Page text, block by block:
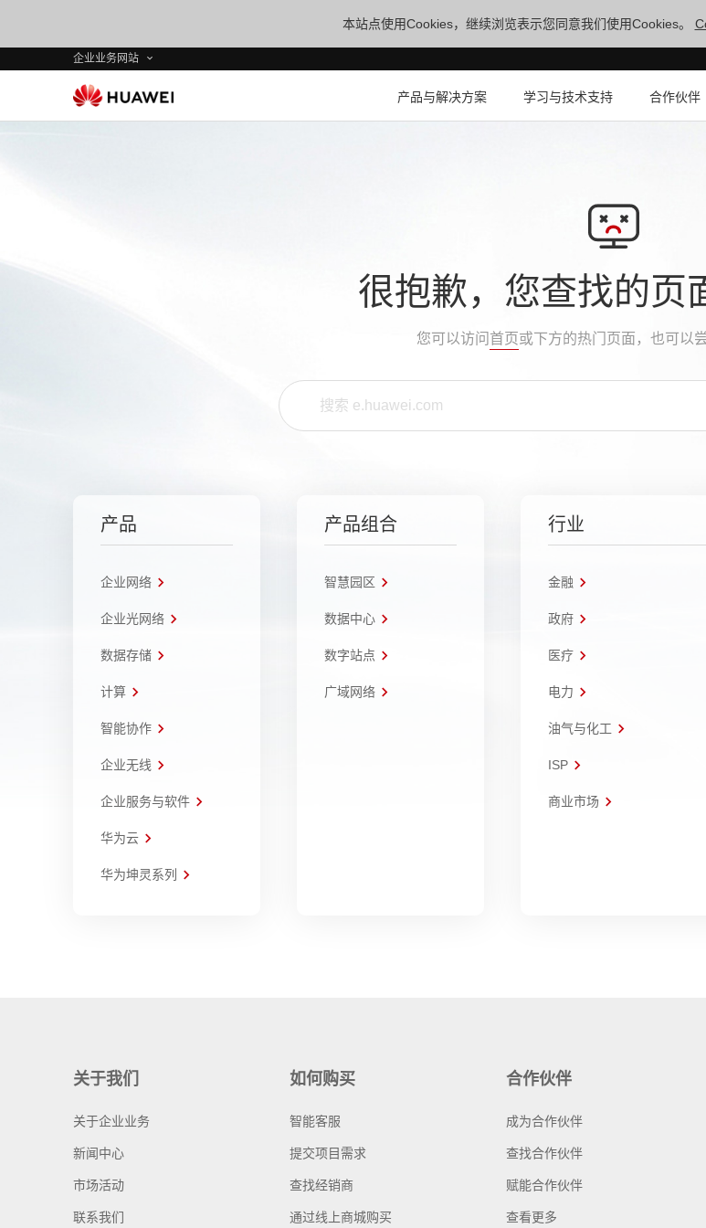
本站点使用Cookies，继续浏览表示您同意我们使用Cookies。
企业业务网站
产品与解决方案 学习与技术支持 合作伙伴
很抱歉，您查找的页
您可以访问 首页或下方的热门页面，也可以
产品
企业网络
企业光网络
数据存储
计算
智能协作
企业无线
企业服务与软件
华为云
华为坤灵系列
产品组合
智慧园区
数据中心
数字站点
广域网络
行业
金融
政府
医疗
电力
油气与化工
ISP
商业市场
关于我们
关于企业业务
新闻中心
市场活动
联系我们
如何购买
智能客服
提交项目需求
查找经销商
通过线上商城购买
合作伙伴
成为合作伙伴
查找合作伙伴
赋能合作伙伴
查看更多